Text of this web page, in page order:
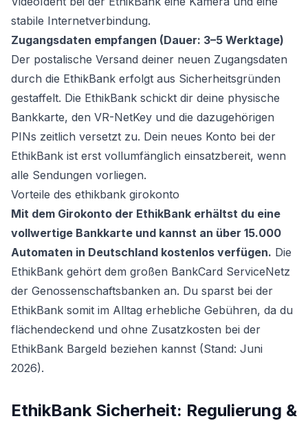
stabile Internetverbindung.
Zugangsdaten empfangen (Dauer: 3–5 Werktage)
Der postalische Versand deiner neuen Zugangsdaten
durch die EthikBank erfolgt aus Sicherheitsgründen
gestaffelt. Die EthikBank schickt dir deine physische
Bankkarte, den VR-NetKey und die dazugehörigen
PINs zeitlich versetzt zu. Dein neues Konto bei der
EthikBank ist erst vollumfänglich einsatzbereit, wenn
alle Sendungen vorliegen.
Vorteile des ethikbank girokonto
Mit dem Girokonto der EthikBank erhältst du eine
vollwertige Bankkarte und kannst an über 15.000
Automaten in Deutschland kostenlos verfügen. Die
EthikBank gehört dem großen BankCard ServiceNetz
der Genossenschaftsbanken an. Du sparst bei der
EthikBank somit im Alltag erhebliche Gebühren, da du
flächendeckend und ohne Zusatzkosten bei der
EthikBank Bargeld beziehen kannst (Stand: Juni
2026).
EthikBank Sicherheit: Regulierung &